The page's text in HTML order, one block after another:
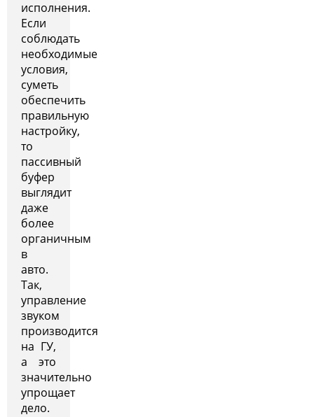
исполнения.
Если
соблюдать
необходимые
условия,
суметь
обеспечить
правильную
настройку,
то
пассивный
буфер
выглядит
даже
более
органичным
в
авто.
Так,
управление
звуком
производится
на ГУ,
а это
значительно
упрощает
дело.